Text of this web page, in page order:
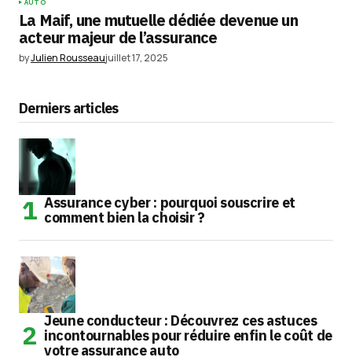
La Maif, une mutuelle dédiée devenue un
acteur majeur de l’assurance
byJulien Rousseaujuillet 17, 2025
Derniers articles
Assurance cyber : pourquoi souscrire et
comment bien la choisir ?
Jeune conducteur : Découvrez ces astuces
incontournables pour réduire enfin le coût de
votre assurance auto